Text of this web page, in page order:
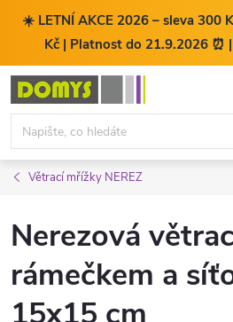
☀️ LETNÍ AKCE 2026 – sleva 300
Kč | Platnost do 21.9.2026 ⏰
Přejít
obsah
Větrací mřížky NEREZ
Nerezová
rámečkem a